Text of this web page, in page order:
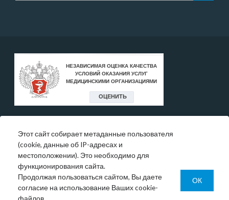
* Цены, указанные на сайте, носят исключительно
информативный характер и могут быть в любое время
изменены.
Окончательную информация необходимо уточнять у
администратора в регистратуре или по телефону:
+7 (343) 355-56-57.
Этот сайт собирает метаданные пользователя
(cookie, данные об IP-адресах и
местоположении). Это необходимо для
функционирования сайта.
Продолжая пользоваться сайтом, Вы даете
согласие на использование Ваших cookie-
ОК